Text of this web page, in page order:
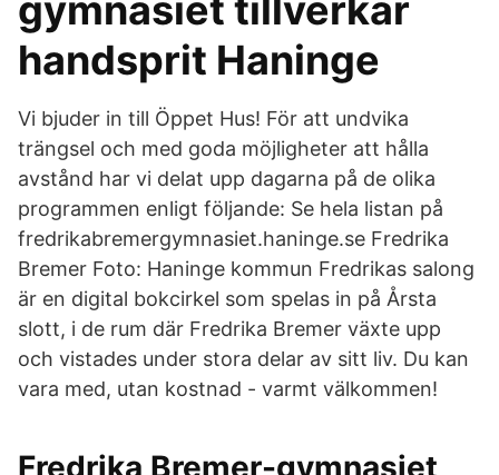
gymnasiet tillverkar
handsprit Haninge
Vi bjuder in till Öppet Hus! För att undvika
trängsel och med goda möjligheter att hålla
avstånd har vi delat upp dagarna på de olika
programmen enligt följande: Se hela listan på
fredrikabremergymnasiet.haninge.se Fredrika
Bremer Foto: Haninge kommun Fredrikas salong
är en digital bokcirkel som spelas in på Årsta
slott, i de rum där Fredrika Bremer växte upp
och vistades under stora delar av sitt liv. Du kan
vara med, utan kostnad - varmt välkommen!
Fredrika Bremer-gymnasiet